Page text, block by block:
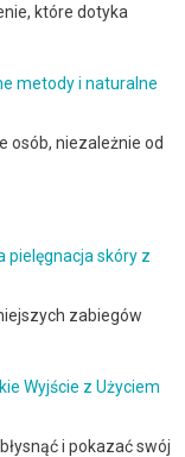
które dotyka
metody i naturalne
osób, niezależnie od
pielęgnacja skóry z
zabiegów
Wyjście z Użyciem
i pokazać swój